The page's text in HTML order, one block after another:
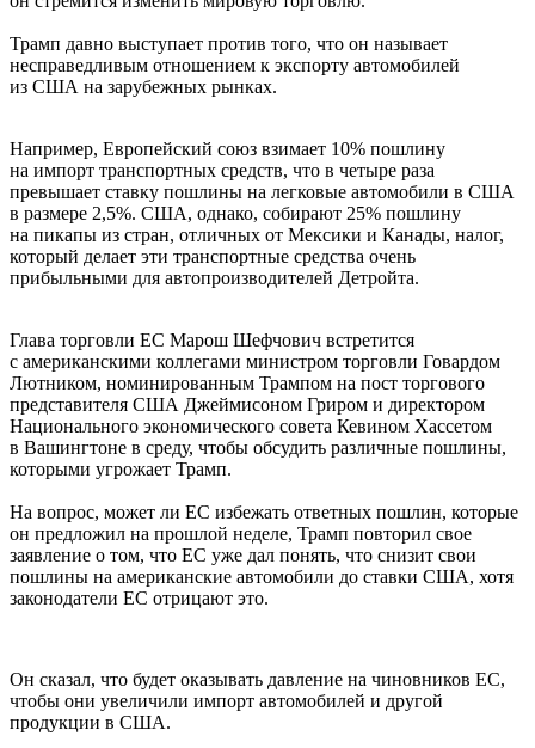
Трамп давно выступает против того, что он называет
несправедливым отношением к экспорту автомобилей
из США на зарубежных рынках.
Например, Европейский союз взимает 10% пошлину
на импорт транспортных средств, что в четыре раза
превышает ставку пошлины на легковые автомобили в США
в размере 2,5%. США, однако, собирают 25% пошлину
на пикапы из стран, отличных от Мексики и Канады, налог,
который делает эти транспортные средства очень
прибыльными для автопроизводителей Детройта.
Глава торговли ЕС Марош Шефчович встретится
с американскими коллегами министром торговли Говардом
Лютником, номинированным Трампом на пост торгового
представителя США Джеймисоном Гриром и директором
Национального экономического совета Кевином Хассетом
в Вашингтоне в среду, чтобы обсудить различные пошлины,
которыми угрожает Трамп.
На вопрос, может ли ЕС избежать ответных пошлин, которые
он предложил на прошлой неделе, Трамп повторил свое
заявление о том, что ЕС уже дал понять, что снизит свои
пошлины на американские автомобили до ставки США, хотя
законодатели ЕС отрицают это.
Он сказал, что будет оказывать давление на чиновников ЕС,
чтобы они увеличили импорт автомобилей и другой
продукции в США.